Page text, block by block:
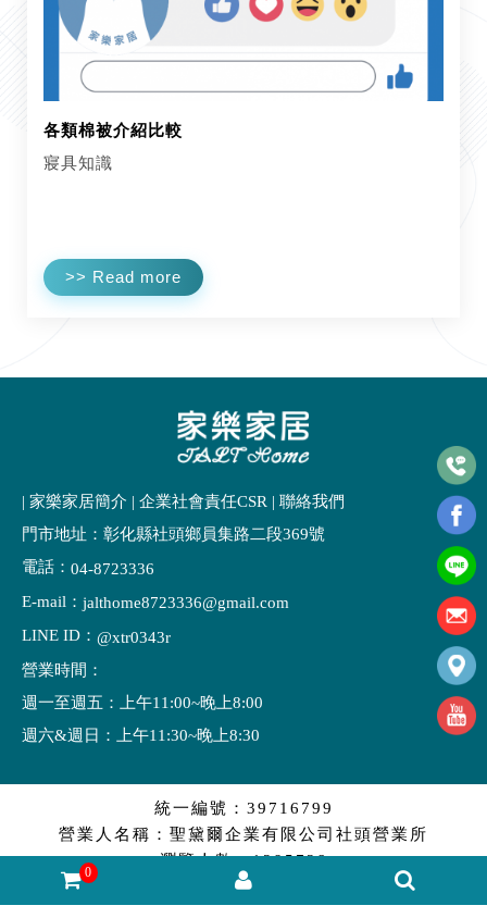
0
各類棉被介紹比較
寢具知識
>> Read more
| 家樂家居簡介 | 企業社會責任CSR | 聯絡我們
門市地址：彰化縣社頭鄉員集路二段369號
電話： 04-8723336
E-mail： jalthome8723336@gmail.com
LINE ID： @xtr0343r
營業時間：
週一至週五：上午11:00~晚上8:00
週六&週日：上午11:30~晚上8:30
統一編號：39716799
營業人名稱：聖黛爾企業有限公司社頭營業所
瀏覽人數：1295728